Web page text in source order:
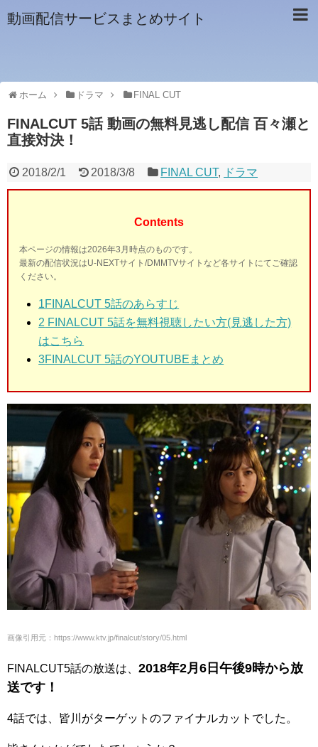
動画配信サービスまとめサイト
ホーム ドラマ FINAL CUT
FINALCUT 5話 動画の無料見逃し配信 百々瀬と
直接対決！
2018/2/1 2018/3/8 FINAL CUT, ドラマ
Contents
本ページの情報は2026年3月時点のものです。
最新の配信状況はU-NEXTサイト/DMMTVサイトなど各サイトにてご確認
ください。
1FINALCUT 5話のあらすじ
2 FINALCUT 5話を無料視聴したい方(見逃した方)
はこちら
3FINALCUT 5話のYOUTUBEまとめ
画像引用元：https://www.ktv.jp/finalcut/story/05.html
FINALCUT5話の放送は、 2018年2月6日午後9時から放
送です！
4話では、皆川がターゲットのファイナルカットでした。